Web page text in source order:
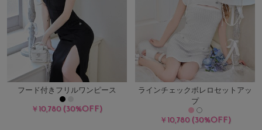
フード付きフリルワンピース
￥10,780(30%OFF)
ラインチェックボレロセットアッ
プ
￥10,780(30%OFF)